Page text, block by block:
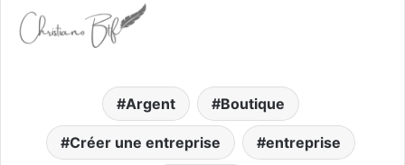
Argent Boutique
Créer une entreprise entreprise